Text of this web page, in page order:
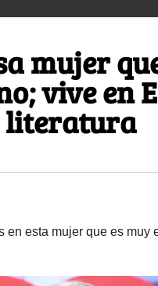
mujer
vive en
literatura
en esta mujer que es